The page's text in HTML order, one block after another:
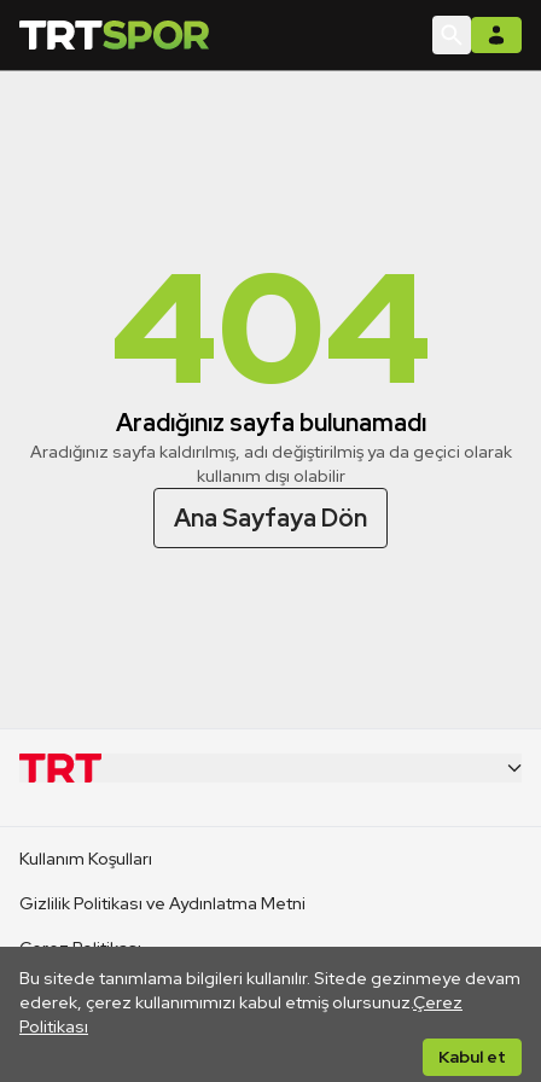
404
Aradığınız sayfa bulunamadı
Aradığınız sayfa kaldırılmış, adı değiştirilmiş ya da geçici olarak
kullanım dışı olabilir
Ana Sayfaya Dön
Bu sitede tanımlama bilgileri kullanılır. Sitede gezinmeye devam
ederek, çerez kullanımımızı kabul etmiş olursunuz.Çerez
Politikası
Kabul et
CANLI YAYINLAR
Kullanım Koşulları
Gizlilik Politikası ve Aydınlatma Metni
Çerez Politikası
İletişim
Her hakkı saklıdır. ©2026 TRT. Bağlantı yoluyla gidilen dış